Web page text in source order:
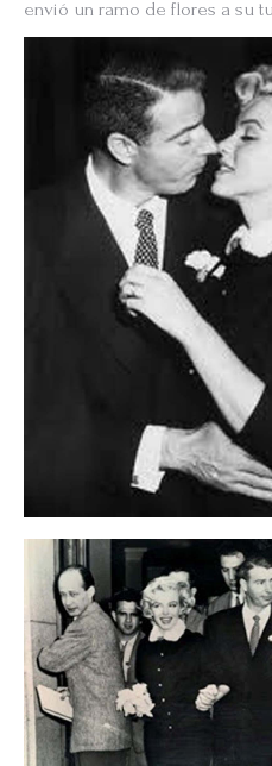
envió un ramo de flores a su